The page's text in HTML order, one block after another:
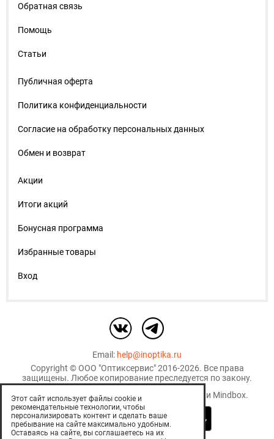
Обратная связь
Помощь
Статьи
Публичная оферта
Политика конфиденциальности
Согласие на обработку персональных данных
Обмен и возврат
Акции
Итоги акций
Бонусная программа
Избранные товары
Вход
Email: help@inoptika.ru
Copyright ©ООО "Оптиксервис"2016-2026. Все права
защищены. Любое копирование преследуется по закону.
Используются рекомендательные технологии Mindbox.
Этот сайт использует файлы cookie и
рекомендательные технологии, чтобы
персонализировать контент и сделать ваше
пребывание на сайте максимально удобным.
Оставаясь на сайте, вы соглашаетесь на их